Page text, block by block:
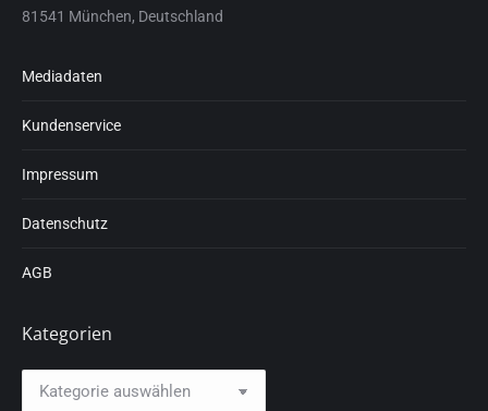
81541 München, Deutschland
Mediadaten
Kundenservice
Impressum
Datenschutz
AGB
Kategorien
Kategorien